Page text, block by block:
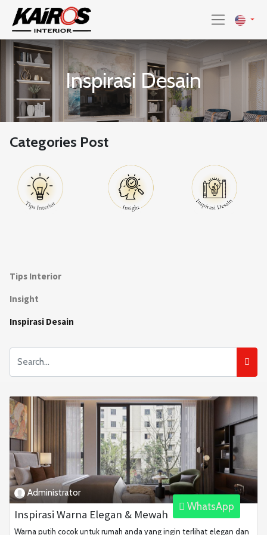
Inspirasi Desain
Categories Post
Tips Interior
Insight
Inspirasi Desain
Administrator
Inspirasi Warna Elegan & Mewah
Warna putih cocok untuk rumah anda yang ingin terlihat elegan dan
WhatsApp